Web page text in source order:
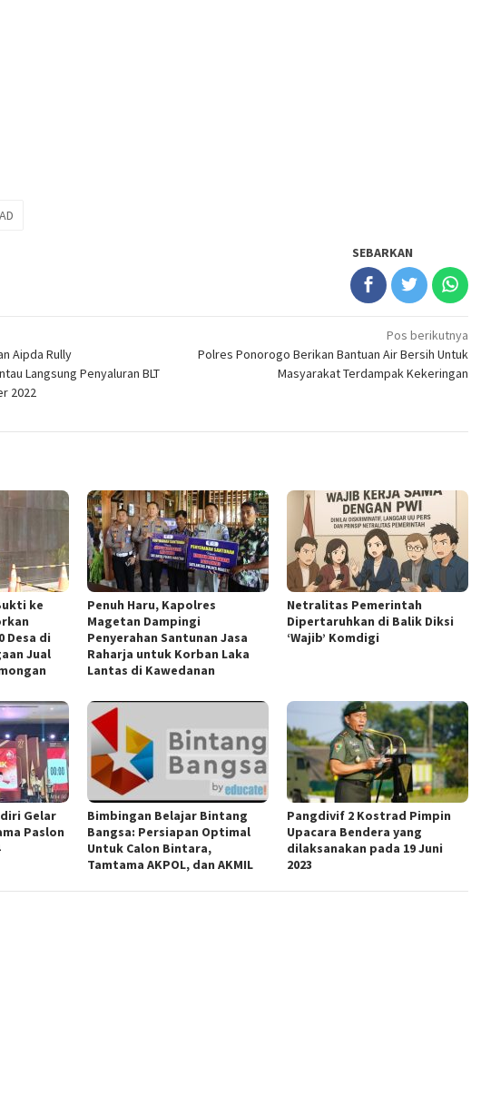
SEBARKAN
Aipda Rully
Langsung Penyaluran BLT
2022
Pos berikutnya
Polres Ponorogo Berikan Bantuan Air Bersih Untuk
Masyarakat Terdampak Kekeringan
ke
Desa di
Jual
Penuh Haru, Kapolres
Magetan Dampingi
Penyerahan Santunan Jasa
Raharja untuk Korban Laka
Lantas di Kawedanan
Netralitas Pemerintah
Dipertaruhkan di Balik Diksi
‘Wajib’ Komdigi
Gelar
Paslon
Bimbingan Belajar Bintang
Bangsa: Persiapan Optimal
Untuk Calon Bintara,
Tamtama AKPOL, dan AKMIL
Pangdivif 2 Kostrad Pimpin
Upacara Bendera yang
dilaksanakan pada 19 Juni
2023